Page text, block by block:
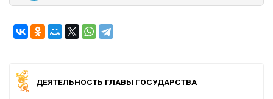
ДЕЯТЕЛЬНОСТЬ ГЛАВЫ ГОСУДАРСТВА